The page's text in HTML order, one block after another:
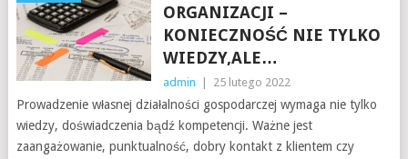
ORGANIZACJI –
KONIECZNOŚĆ NIE TYLKO
WIEDZY,ALE…
admin 25 lutego 2022
Prowadzenie własnej działalności gospodarczej wymaga nie tylko
wiedzy, doświadczenia bądź kompetencji. Ważne jest
zaangażowanie, punktualność, dobry kontakt z klientem czy